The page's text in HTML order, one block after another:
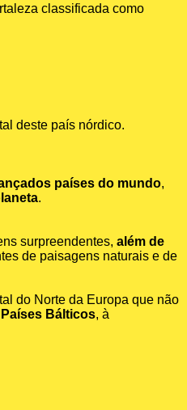
classificada como
deste país nórdico.
países do mundo,
.
surpreendentes, além de
de paisagens naturais e de
do Norte da Europa que não
Países Bálticos, à